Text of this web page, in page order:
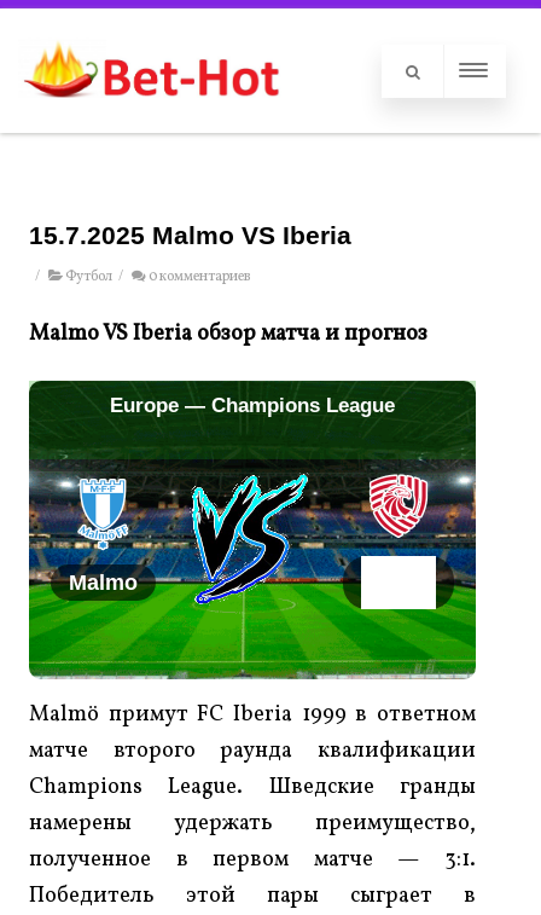
15.7.2025 Malmo VS Iberia
/ Футбол / 0 комментариев
Malmo VS Iberia обзор матча и прогноз
Europe — Champions League
Malmo
Malmö примут FC Iberia 1999 в ответном
матче второго раунда квалификации
Champions League. Шведские гранды
намерены удержать преимущество,
полученное в первом матче — 3:1.
Победитель этой пары сыграет в